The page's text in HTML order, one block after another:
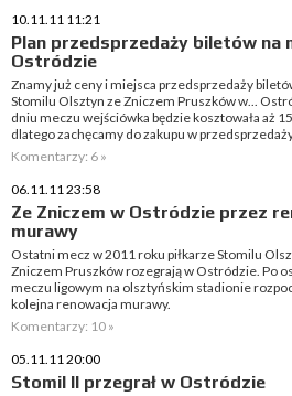
10.11.11 11:21
Plan przedsprzedaży biletów na
Ostródzie
Znamy już ceny i miejsca przedsprzedaży
Stomilu Olsztyn ze Zniczem Pruszków w...
dniu meczu wejściówka będzie kosztowała aż
dlatego zachęcamy do zakupu w
Komentarzy: 6 »
06.11.11 23:58
Ze Zniczem w Ostródzie przez
murawy
Ostatni mecz w 2011 roku piłkarze Stomilu
Zniczem Pruszków rozegrają w Ostródzie. Po
meczu ligowym na olsztyńskim stadionie
kolejna renowacja murawy.
Komentarzy: 10 »
05.11.11 20:00
Stomil II przegrał w Ostródzie